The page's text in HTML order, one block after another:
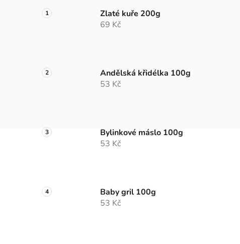
Zlaté kuře 200g
69 Kč
Andělská křidélka 100g
53 Kč
Bylinkové máslo 100g
53 Kč
Baby gril 100g
53 Kč